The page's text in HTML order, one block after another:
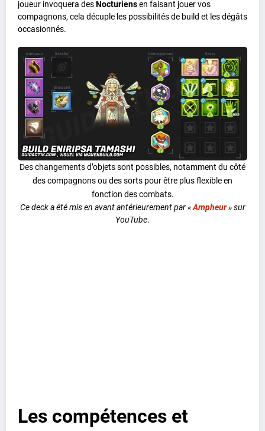
joueur invoquera desNocturiensen faisant jouer vos
compagnons, cela décuple les possibilités de build et les dégâts
occasionnés.
Des changements d’objets sont possibles, notamment du côté
des compagnons ou des sorts pour être plus flexible en
fonction des combats.
Ce deck a été mis en avant antérieurement par «Ampheur» sur
YouTube.
Les compétences et